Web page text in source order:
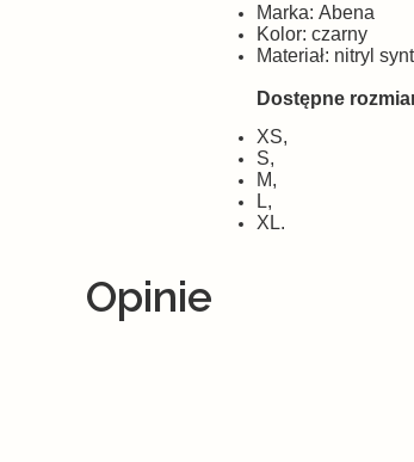
Marka: Abena
Kolor: czarny
Materiał: nitryl
Dostępne
XS,
S,
M,
L,
XL.
Opinie